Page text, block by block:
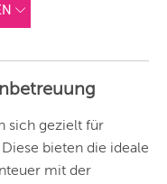
sich gezielt für
bieten die ideale
mit der